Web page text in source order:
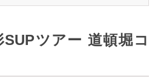
ツアー 道頓堀コ